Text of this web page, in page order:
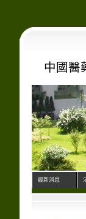
中國醫
最新消息